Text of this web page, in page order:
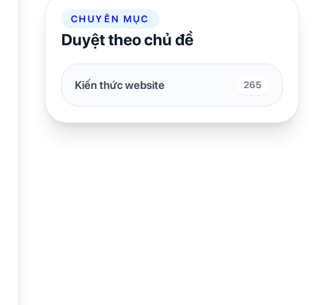
CHUYÊN MỤC
Duyệt theo chủ đề
Kiến thức website 265